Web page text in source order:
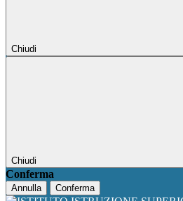
Chiudi
Chiudi
Conferma
Annulla Conferma